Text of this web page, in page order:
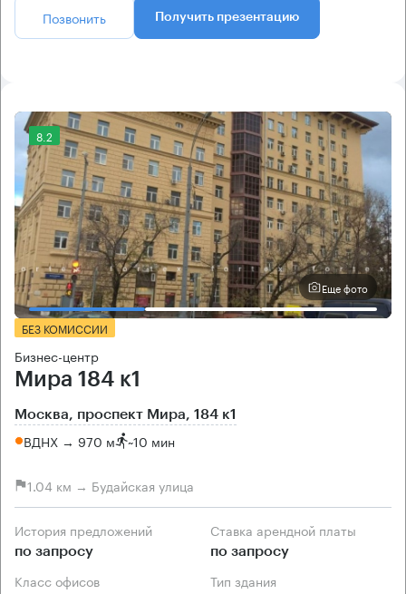
Позвонить Получить презентацию
8.2
Еще фото
БЕЗ КОМИССИИ
Бизнес-центр
Мира 184 к1
Москва, проспект Мира, 184 к1
ВДНХ → 970 м ~10 мин
1.04 км → Будайская улица
История предложений
по запросу
Ставка арендной платы
по запросу
Класс офисов Тип здания